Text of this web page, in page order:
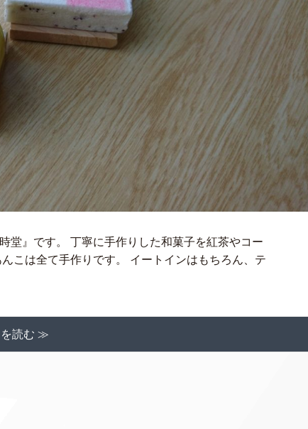
堂』です。 丁寧に手作りした和菓子を紅茶やコー
こは全て手作りです。 イートインはもちろん、テ
読む ≫